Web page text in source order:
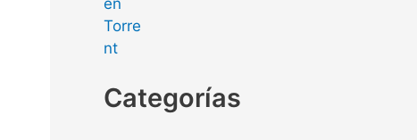
Categorías